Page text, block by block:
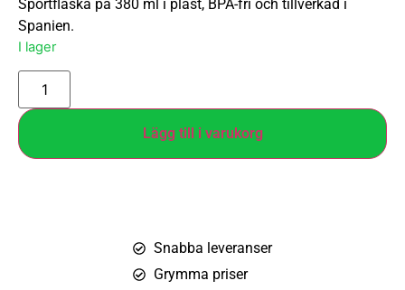
Sportflaska på 380 ml i plast, BPA-fri och tillverkad i
Spanien.
I lager
Lägg till i varukorg
Snabba leveranser
Grymma priser